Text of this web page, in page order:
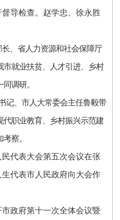
导检查。赵学忠、徐永胜
、省人力资源和社会保障厅
市就业扶贫、人才引进、乡村
调研。
记、市人大常委会主任鲁毅带
职业教育、乡村振兴示范建
察。
代表大会第五次会议在张
代表市人民政府向大会作
政府第十一次全体会议暨